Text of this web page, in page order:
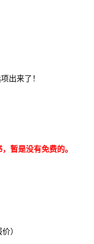
出来了！
暂是没有免费的。
）